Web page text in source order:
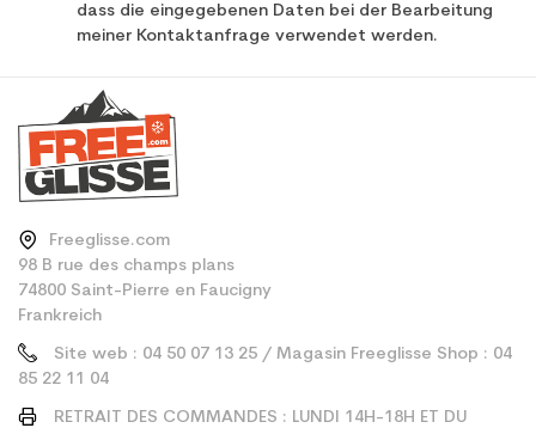
dass die eingegebenen Daten bei der Bearbeitung
meiner Kontaktanfrage verwendet werden.
Freeglisse.com
98 B rue des champs plans
74800 Saint-Pierre en Faucigny
Frankreich
Site web : 04 50 07 13 25 / Magasin Freeglisse Shop : 04
85 22 11 04
RETRAIT DES COMMANDES : LUNDI 14H-18H ET DU